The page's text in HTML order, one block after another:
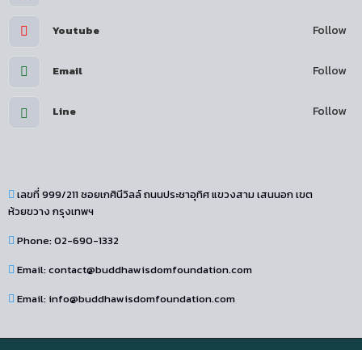
Youtube Follow
Email Follow
Line Follow
เลขที่ 999/211 ซอยเกศินีวิลล์ ถนนประชาอุทิศ แขวงสาม เสนนอก เขต
ห้วยขวาง กรุงเทพฯ
Phone: 02-690-1332
Email: contact@buddhawisdomfoundation.com
Email: info@buddhawisdomfoundation.com